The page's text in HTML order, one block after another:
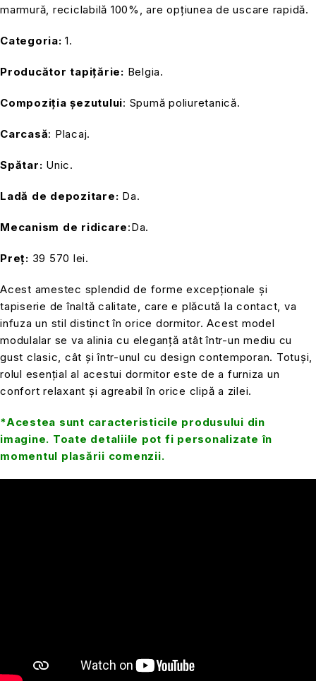
marmură, reciclabilă 100%, are opțiunea de uscare rapidă.
Categoria:1.
Producător tapițărie: Belgia.
Compoziția șezutului: Spumă poliuretanică.
Carcasă: Placaj.
Spătar: Unic.
Ladă de depozitare: Da.
Mecanism de ridicare:Da.
Preț: 39 570 lei.
Acest amestec splendid de forme excepționale și
tapiserie de înaltă calitate, care e plăcută la contact, va
infuza un stil distinct în orice dormitor. Acest model
modulalar se va alinia cu eleganță atât într-un mediu cu
gust clasic, cât și într-unul cu design contemporan. Totuși,
rolul esențial al acestui dormitor este de a furniza un
confort relaxant și agreabil în orice clipă a zilei.
*Acestea sunt caracteristicile produsului din
imagine. Toate detaliile pot fi personalizate în
momentul plasării comenzii.